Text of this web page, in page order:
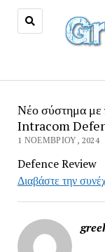
Νέο σύστημα με
Intracom
1 ΝΟΕΜΒΡΊΟΥ, 2024
Defence Review
Διαβάστε την